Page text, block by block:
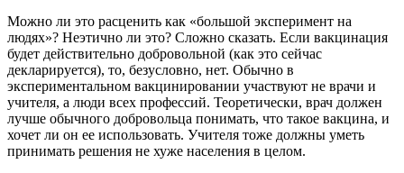
Можно ли это расценить как «большой эксперимент на
людях»? Неэтично ли это? Сложно сказать. Если вакцинация
будет действительно добровольной (как это сейчас
декларируется), то, безусловно, нет. Обычно в
экспериментальном вакцинировании участвуют не врачи и
учителя, а люди всех профессий. Теоретически, врач должен
лучше обычного добровольца понимать, что такое вакцина, и
хочет ли он ее использовать. Учителя тоже должны уметь
принимать решения не хуже населения в целом.